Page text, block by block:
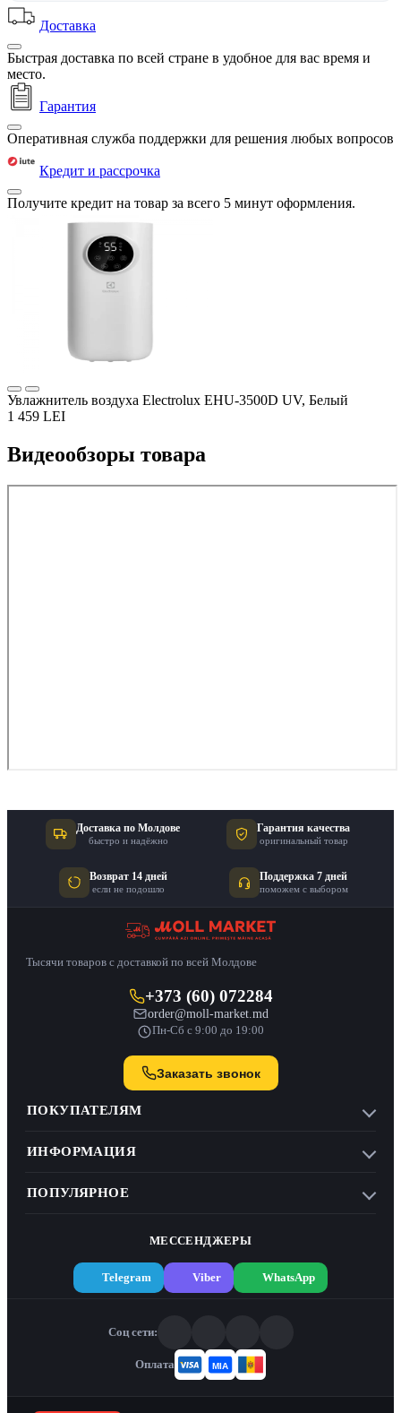
Доставка
Быстрая доставка по всей стране в удобное для вас время и
место.
Гарантия
Оперативная служба поддержки для решения любых вопросов
Кредит и рассрочка
Получите кредит на товар за всего 5 минут оформления.
Увлажнитель воздуха Electrolux EHU-3500D UV, Белый
1 459 LEI
Видеообзоры товара
Доставка по Молдове
быстро и надёжно
Гарантия качества
оригинальный товар
Возврат 14 дней
если не подошло
Поддержка 7 дней
поможем с выбором
Тысячи товаров с доставкой по всей Молдове
+373 (60) 072284
order@moll-market.md
Пн-Сб с 9:00 до 19:00
Заказать звонок
ПОКУПАТЕЛЯМ
ИНФОРМАЦИЯ
ПОПУЛЯРНОЕ
МЕССЕНДЖЕРЫ
Telegram Viber WhatsApp
Соц сети:
Оплата